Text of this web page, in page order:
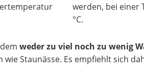
werden, bei einer
°C.
weder zu viel noch zu wenig
Staunässe. Es empfiehlt sich